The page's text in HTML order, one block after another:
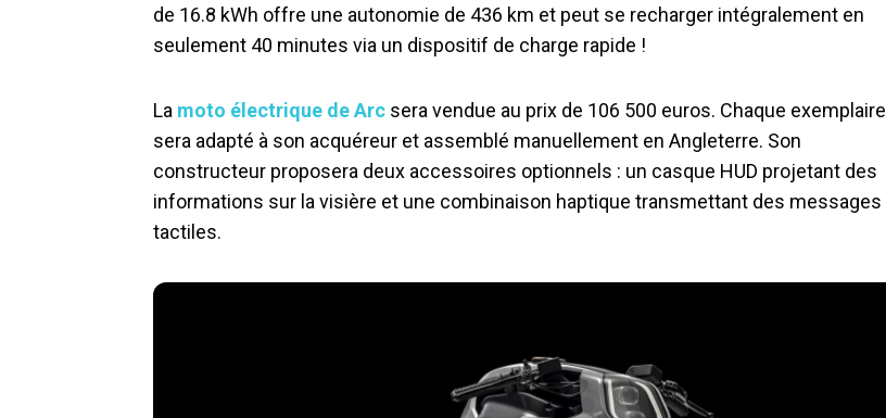
de 16.8 kWh offre une autonomie de 436 km et peut se recharger intégralement en
seulement 40 minutes via un dispositif de charge rapide !
La moto électrique de Arc sera vendue au prix de 106 500 euros. Chaque exemplaire
sera adapté à son acquéreur et assemblé manuellement en Angleterre. Son
constructeur proposera deux accessoires optionnels : un casque HUD projetant des
informations sur la visière et une combinaison haptique transmettant des messages
tactiles.